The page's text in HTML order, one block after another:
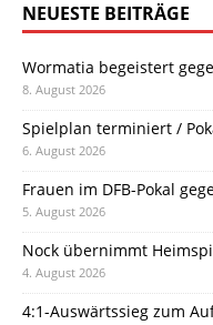
NEUESTE BEITRÄGE
Wormatia begeistert
8. August 2026
Spielplan terminiert /
6. August 2026
Frauen im DFB-Pokal
5. August 2026
Nock übernimmt
4. August 2026
4:1-Auswärtssieg zum